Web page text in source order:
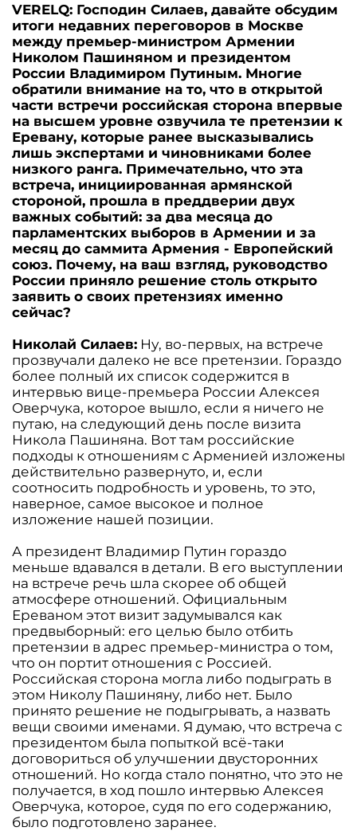
VERELQ: Господин Силаев, давайте обсудим
итоги недавних переговоров в Москве
между премьер-министром Армении
Николом Пашиняном и президентом
России Владимиром Путиным. Многие
обратили внимание на то, что в открытой
части встречи российская сторона впервые
на высшем уровне озвучила те претензии к
Еревану, которые ранее высказывались
лишь экспертами и чиновниками более
низкого ранга. Примечательно, что эта
встреча, инициированная армянской
стороной, прошла в преддверии двух
важных событий: за два месяца до
парламентских выборов в Армении и за
месяц до саммита Армения - Европейский
союз. Почему, на ваш взгляд, руководство
России приняло решение столь открыто
заявить о своих претензиях именно
сейчас?
Николай Силаев: Ну, во-первых, на встрече
прозвучали далеко не все претензии. Гораздо
более полный их список содержится в
интервью вице-премьера России Алексея
Оверчука, которое вышло, если я ничего не
путаю, на следующий день после визита
Никола Пашиняна. Вот там российские
подходы к отношениям с Арменией изложены
действительно развернуто, и, если
соотносить подробность и уровень, то это,
наверное, самое высокое и полное
изложение нашей позиции.
А президент Владимир Путин гораздо
меньше вдавался в детали. В его выступлении
на встрече речь шла скорее об общей
атмосфере отношений. Официальным
Ереваном этот визит задумывался как
предвыборный: его целью было отбить
претензии в адрес премьер-министра о том,
что он портит отношения с Россией.
Российская сторона могла либо подыграть в
этом Николу Пашиняну, либо нет. Было
принято решение не подыгрывать, а назвать
вещи своими именами. Я думаю, что встреча с
президентом была попыткой всё-таки
договориться об улучшении двусторонних
отношений. Но когда стало понятно, что это не
получается, в ход пошло интервью Алексея
Оверчука, которое, судя по его содержанию,
было подготовлено заранее.